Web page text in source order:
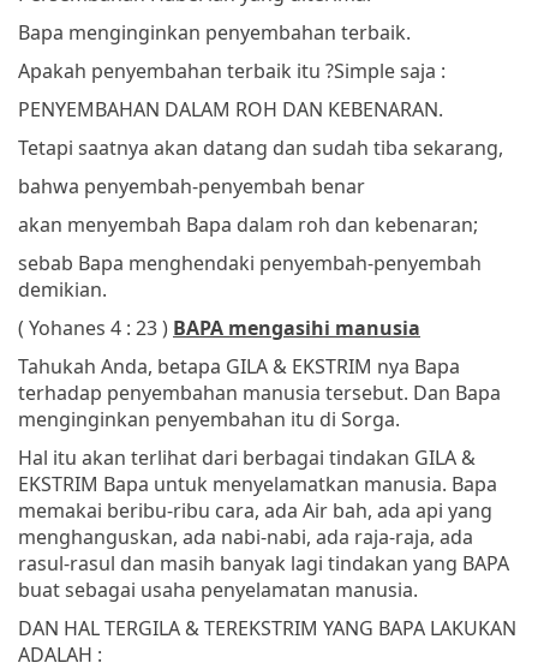
Bapa menginginkan penyembahan terbaik.
Apakah penyembahan terbaik itu ?Simple saja :
PENYEMBAHAN DALAM ROH DAN KEBENARAN.
Tetapi saatnya akan datang dan sudah tiba sekarang,
bahwa penyembah-penyembah benar
akan menyembah Bapa dalam roh dan kebenaran;
sebab Bapa menghendaki penyembah-penyembah
demikian.
( Yohanes 4 : 23 ) BAPA mengasihi manusia
Tahukah Anda, betapa GILA & EKSTRIM nya Bapa
terhadap penyembahan manusia tersebut. Dan Bapa
menginginkan penyembahan itu di Sorga.
Hal itu akan terlihat dari berbagai tindakan GILA &
EKSTRIM Bapa untuk menyelamatkan manusia. Bapa
memakai beribu-ribu cara, ada Air bah, ada api yang
menghanguskan, ada nabi-nabi, ada raja-raja, ada
rasul-rasul dan masih banyak lagi tindakan yang BAPA
buat sebagai usaha penyelamatan manusia.
DAN HAL TERGILA & TEREKSTRIM YANG BAPA LAKUKAN
ADALAH :